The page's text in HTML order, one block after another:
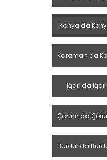
Konya da
Karaman da
Iğdır da
Çorum da
Burdur da